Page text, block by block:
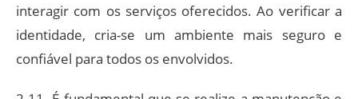
interagir com os serviços oferecidos. Ao verificar a
identidade, cria-se um ambiente mais seguro e
confiável para todos os envolvidos.